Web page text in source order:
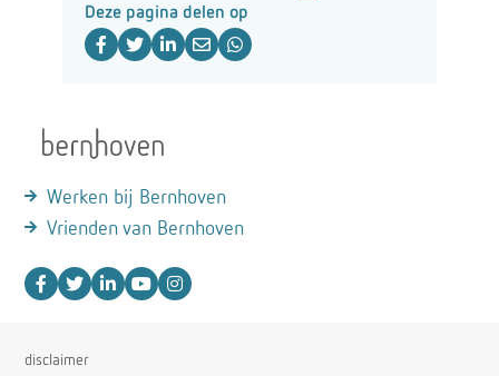
Deze pagina delen op
Werken bij Bernhoven
Vrienden van Bernhoven
disclaimer